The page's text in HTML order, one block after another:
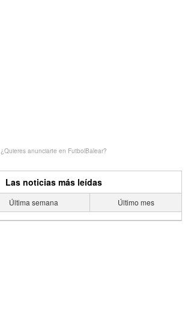
¿Quieres anunciarte en FutbolBalear?
Las noticias más leídas
Última semana Último mes